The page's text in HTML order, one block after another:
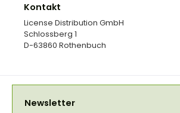
Kontakt
License Distribution GmbH
Schlossberg 1
D-63860 Rothenbuch
Newsletter